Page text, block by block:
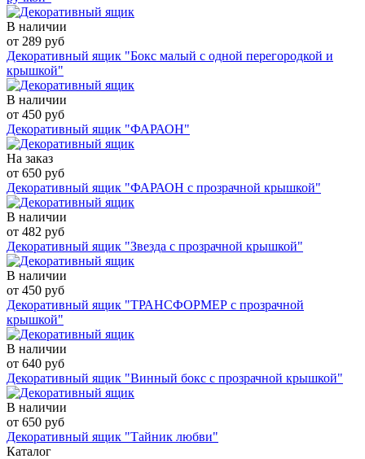
В наличии
от 289 руб
Декоративный ящик "Бокс малый с одной перегородкой и
крышкой"
В наличии
от 450 руб
Декоративный ящик "ФАРАОН"
На заказ
от 650 руб
Декоративный ящик "ФАРАОН с прозрачной крышкой"
В наличии
от 482 руб
Декоративный ящик "Звезда с прозрачной крышкой"
В наличии
от 450 руб
Декоративный ящик "ТРАНСФОРМЕР с прозрачной
крышкой"
В наличии
от 640 руб
Декоративный ящик "Винный бокс с прозрачной крышкой"
В наличии
от 650 руб
Декоративный ящик "Тайник любви"
Каталог